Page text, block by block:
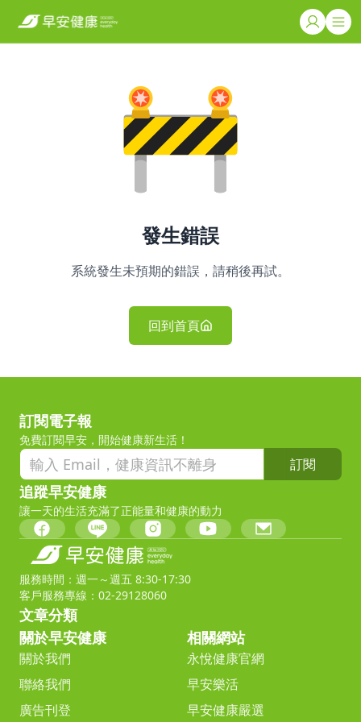
發生錯誤
系統發生未預期的錯誤，請稍後再試。
回到首頁
訂閱電子報
免費訂閱早安，開始健康新生活！
訂閱
追蹤早安健康
讓一天的生活充滿了正能量和健康的動力
服務時間：週一～週五 8:30-17:30
客戶服務專線：02-29128060
文章分類
關於早安健康
關於我們
聯絡我們
廣告刊登
相關網站
永悅健康官網
早安樂活
早安健康嚴選